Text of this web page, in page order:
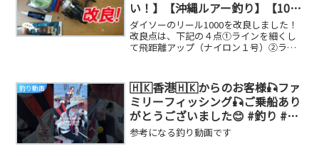
い！】【沖縄ルアー釣り】【100
均釣具】【DAISO】【初心者】
ダイソーのリール1000を改良しました！
改良点は、下記の４点①ラインを細くし
て飛距離アップ（ナイロン１号）②ライ
釣り動画
🇭🇰香港🇭🇰からのお客様🎣ファ
ミリーフィッシング🎣ご乗船あり
がとうございました😊 #釣り #漁
師 #鳥取県 #香港
参考になる釣り動画です